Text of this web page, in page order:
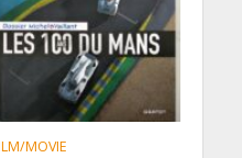
MOVIE